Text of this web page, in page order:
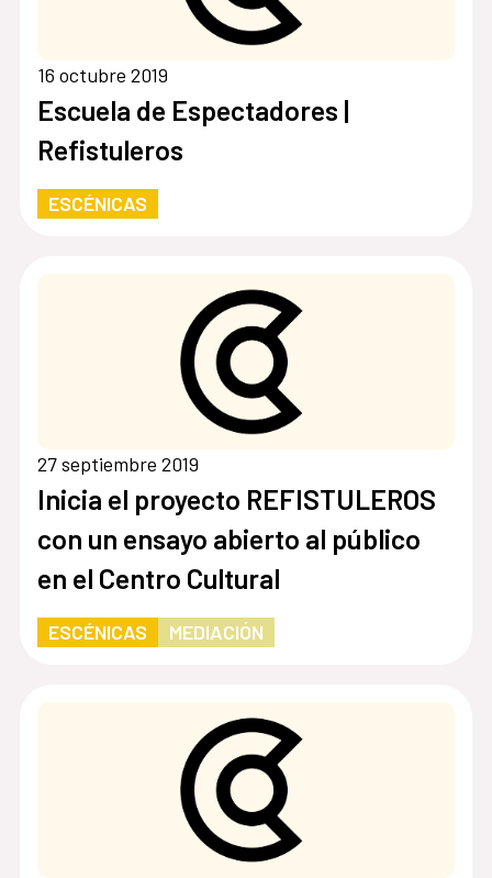
16 octubre 2019
Escuela de Espectadores |
Refistuleros
ESCÉNICAS
27 septiembre 2019
Inicia el proyecto REFISTULEROS
con un ensayo abierto al público
en el Centro Cultural
ESCÉNICAS MEDIACIÓN